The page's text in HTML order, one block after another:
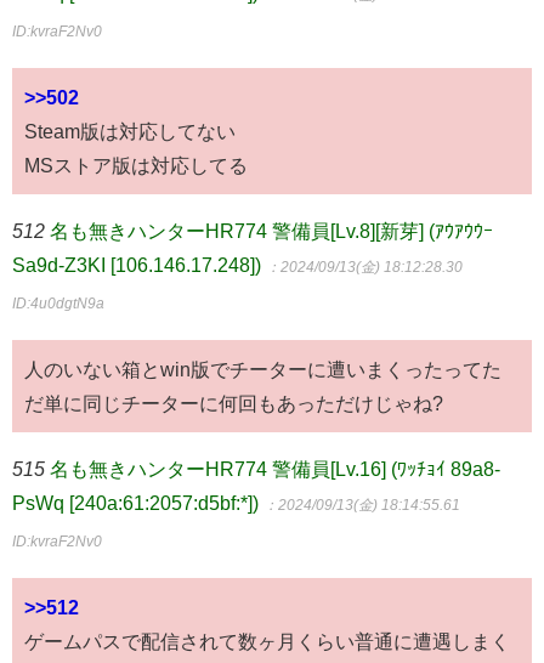
ID:kvraF2Nv0
>>502
Steam版は対応してない
MSストア版は対応してる
512 名も無きハンターHR774 警備員[Lv.8][新芽] (ｱｳｱｳｳｰ
Sa9d-Z3KI [106.146.17.248])
：2024/09/13(金) 18:12:28.30
ID:4u0dgtN9a
人のいない箱とwin版でチーターに遭いまくったってた
だ単に同じチーターに何回もあっただけじゃね?
515 名も無きハンターHR774 警備員[Lv.16] (ﾜｯﾁｮｲ 89a8-
PsWq [240a:61:2057:d5bf:*])
：2024/09/13(金) 18:14:55.61
ID:kvraF2Nv0
>>512
ゲームパスで配信されて数ヶ月くらい普通に遭遇しまく